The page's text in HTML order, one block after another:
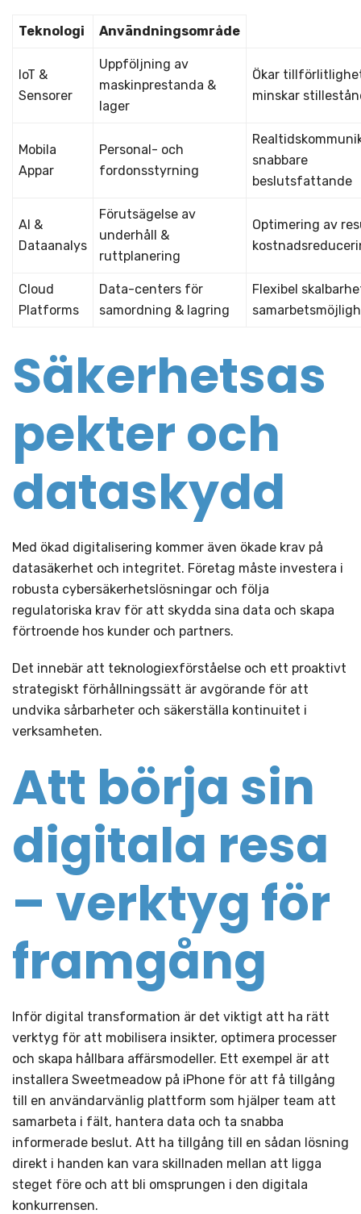
Teknologi Användningsområde
IoT &
Sensorer
Uppföljning av
maskinprestanda &
lager
Ökar
minskar
Mobila
Appar
Personal- och
fordonsstyrning
snabbare
beslutsfattande
AI &
Dataanalys
Förutsägelse av
underhåll &
ruttplanering
Optimering av
Cloud
Platforms
Data-centers för
samordning & lagring
Flexibel
Säkerhetsas
pekter och
dataskydd
Med ökad digitalisering kommer även ökade krav på
datasäkerhet och integritet. Företag måste investera i
robusta cybersäkerhetslösningar och följa
regulatoriska krav för att skydda sina data och skapa
förtroende hos kunder och partners.
Det innebär att teknologiexförståelse och ett proaktivt
strategiskt förhållningssätt är avgörande för att
undvika sårbarheter och säkerställa kontinuitet i
verksamheten.
Att börja sin
digitala resa
– verktyg för
framgång
Inför digital transformation är det viktigt att ha rätt
verktyg för att mobilisera insikter, optimera processer
och skapa hållbara affärsmodeller. Ett exempel är att
installera Sweetmeadow på iPhone för att få tillgång
till en användarvänlig plattform som hjälper team att
samarbeta i fält, hantera data och ta snabba
informerade beslut. Att ha tillgång till en sådan lösning
direkt i handen kan vara skillnaden mellan att ligga
steget före och att bli omsprungen i den digitala
konkurrensen.